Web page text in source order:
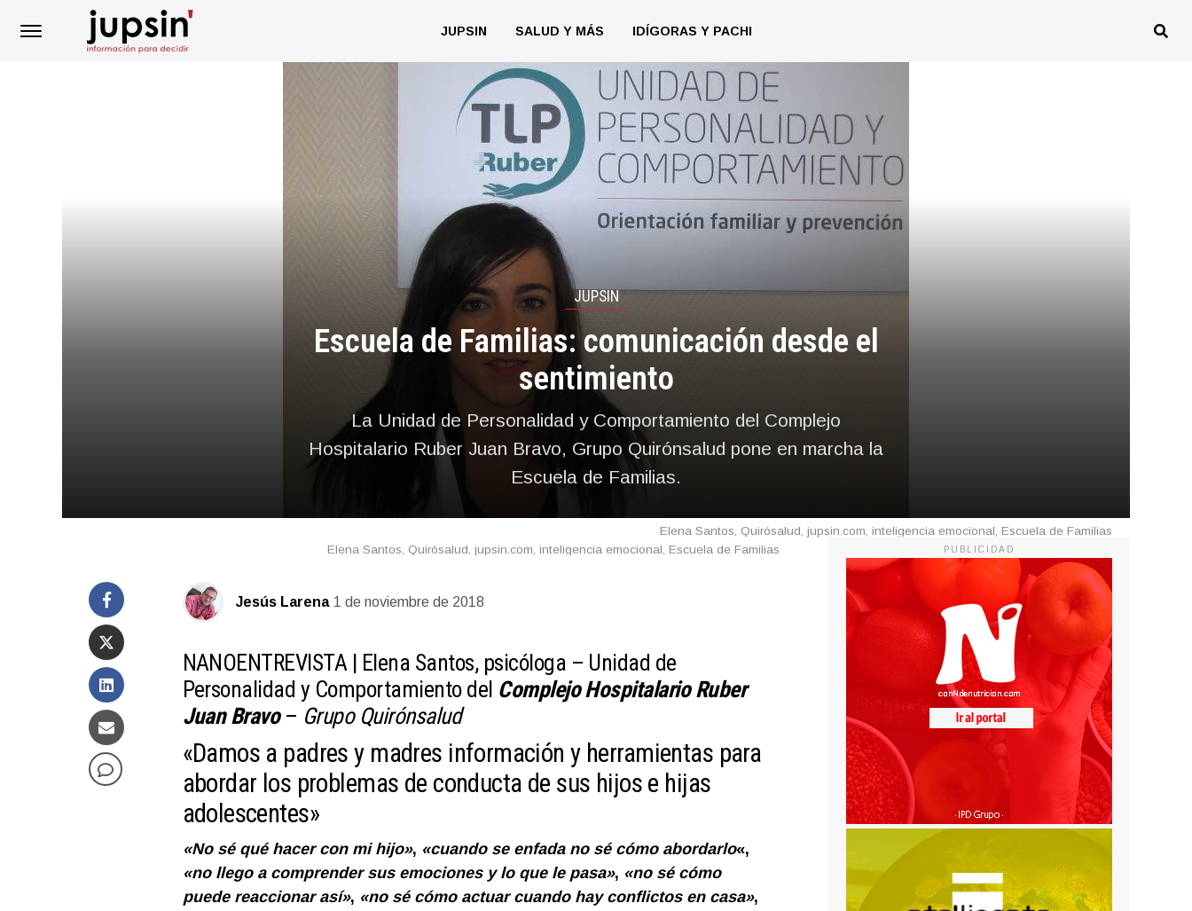
JUPSIN SALUD Y MÁS IDÍGORAS Y PACHI
JUPSIN
Escuela de Familias: comunicación desde el
sentimiento
La Unidad de Personalidad y Comportamiento del Complejo
Hospitalario Ruber Juan Bravo, Grupo Quirónsalud pone en marcha la
Escuela de Familias.
Elena Santos, Quirósalud, jupsin.com, inteligencia emocional, Escuela de Familias
Elena Santos, Quirósalud, jupsin.com, inteligencia emocional, Escuela de Familias
Jesús Larena 1 de noviembre de 2018
NANOENTREVISTA | Elena Santos, psicóloga – Unidad de
Personalidad y Comportamiento del Complejo Hospitalario Ruber
Juan Bravo– Grupo Quirónsalud
«Damos a padres y madres información y herramientas para
abordar los problemas de conducta de sus hijos e hijas
adolescentes»
«No sé qué hacer con mi hijo», «cuando se enfada no sé cómo abordarlo«,
«no llego a comprender sus emociones y lo que le pasa», «no sé cómo
puede reaccionar así», «no sé cómo actuar cuando hay conflictos en casa»,
PUBLICIDAD